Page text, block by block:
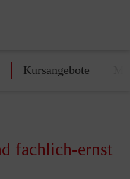
Kursangebote
fachlich-ernst